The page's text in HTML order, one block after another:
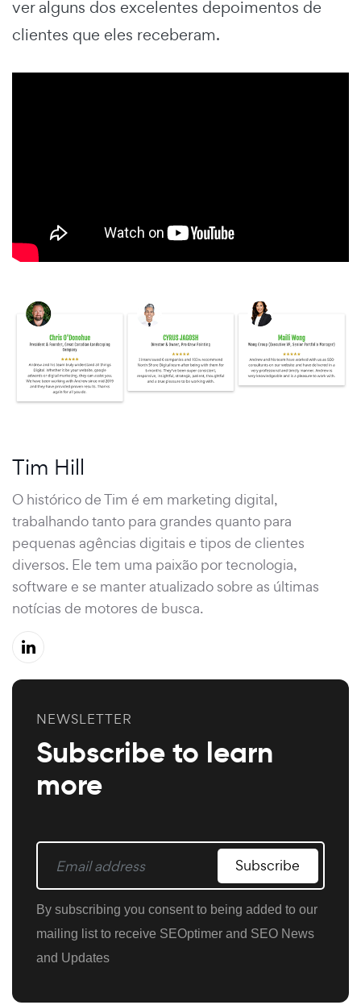
ver alguns dos excelentes depoimentos de
clientes que eles receberam.
Tim Hill
O histórico de Tim é em marketing digital,
trabalhando tanto para grandes quanto para
pequenas agências digitais e tipos de clientes
diversos. Ele tem uma paixão por tecnologia,
software e se manter atualizado sobre as últimas
notícias de motores de busca.
NEWSLETTER
Subscribe to learn
more
Subscribe
By subscribing you consent to being added to our
mailing list to receive SEOptimer and SEO News
and Updates